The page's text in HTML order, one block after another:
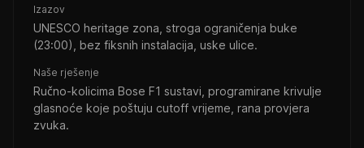
Izazov
UNESCO heritage zona, stroga ograničenja buke
(23:00), bez fiksnih instalacija, uske ulice.
Naše rješenje
Ručno-kolicima Bose F1 sustavi, programirane krivulje
glasnoće koje poštuju cutoff vrijeme, rana provjera
zvuka.